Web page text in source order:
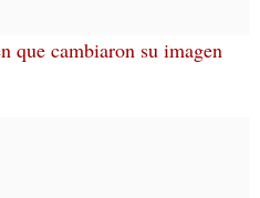
que cambiaron su imagen